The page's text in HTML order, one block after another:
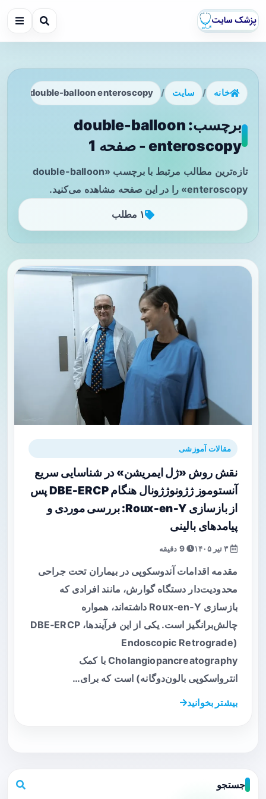
خانه / سایت /
double-balloon enteroscopy
برچسب: double-balloon
enteroscopy - صفحه 1
تازه‌ترین مطالب مرتبط با برچسب «double-balloon
enteroscopy» را در این صفحه مشاهده می‌کنید.
۱ مطلب
مقالات آموزشی
نقش روش «ژل ایمریشن» در شناسایی سریع
آنستوموز ژژونوژژونال هنگام DBE‑ERCP پس
از بازسازی Roux‑en‑Y: بررسی موردی و
پیامدهای بالینی
9 دقیقه
مقدمه اقدامات آندوسکوپی در بیماران تحت جراحی
محدودیت‌دار دستگاه گوارش، مانند افرادی که
بازسازی Roux‑en‑Y داشته‌اند، همواره
چالش‌برانگیز است. یکی از این فرآیندها، DBE‑ERCP
(Endoscopic Retrograde
Cholangiopancreatography با کمک
انترواسکوپی بالون‌دوگانه) است که برای…
بیشتر بخوانید
جستجو